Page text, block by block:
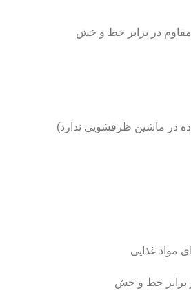
مقاوم در برابر خط و خش
در ماشین ظرفشویی ندارد)
برابر خط و خش